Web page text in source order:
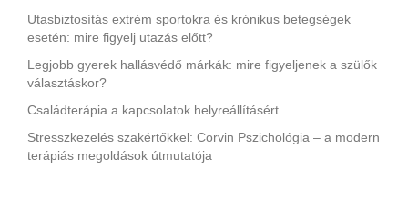
Utasbiztosítás extrém sportokra és krónikus betegségek
esetén: mire figyelj utazás előtt?
Legjobb gyerek hallásvédő márkák: mire figyeljenek a szülők
választáskor?
Családterápia a kapcsolatok helyreállításért
Stresszkezelés szakértőkkel: Corvin Pszichológia – a modern
terápiás megoldások útmutatója